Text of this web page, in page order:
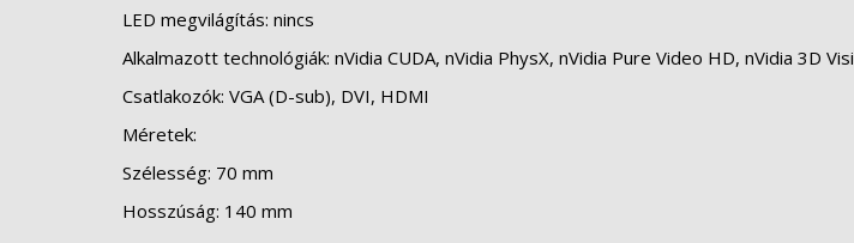
LED megvilágítás: nincs
Alkalmazott technológiák: nVidia CUDA, nVidia PhysX, nVidia Pure Video HD, nVidia 3D
Csatlakozók: VGA (D-sub), DVI, HDMI
Méretek:
Szélesség: 70 mm
Hosszúság: 140 mm